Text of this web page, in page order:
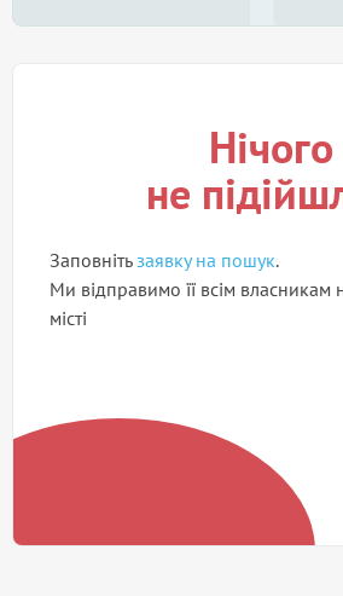
Нічого
не
Заповнітьзаявку на пошук.
Ми відправимо її всім власникам
місті